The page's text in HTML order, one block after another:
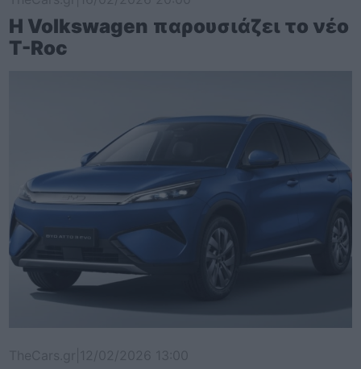
Η Volkswagen παρουσιάζει το νέο
T-Roc